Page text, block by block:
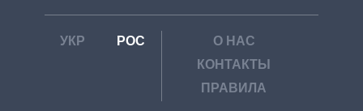
УКР РОС
О НАС
КОНТАКТЫ
ПРАВИЛА